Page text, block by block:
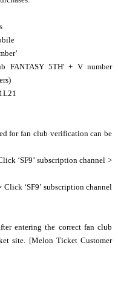
FANTASY 5TH' + V number
for fan club verification can be
‘SF9’ subscription channel >
‘SF9’ subscription channel
entering the correct fan club
site. [Melon Ticket Customer